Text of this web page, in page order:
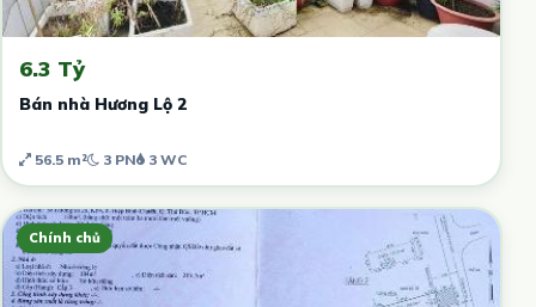
6.3 Tỷ
Bán nhà Hương Lộ 2
56.5 m² 3 PN 3 WC
Chính chủ